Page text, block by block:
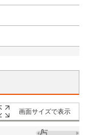
画面サイズで表示